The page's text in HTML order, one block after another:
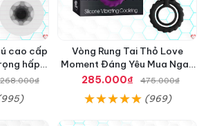
cao cấp
hấp
Vòng Rung Tai Thỏ Love
Moment Đáng Yêu Mua Ngay
Giá Tốt
285.000₫ 475.000₫
(969)